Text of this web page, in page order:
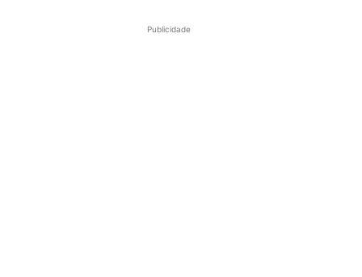
Publicidade